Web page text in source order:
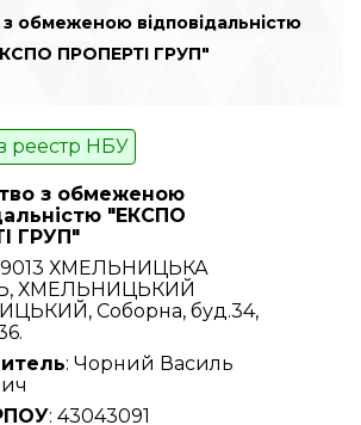
обмеженою відповідальністю
ПРОПЕРТІ ГРУП"
НБУ
з обмеженою
"ЕКСПО
ГРУП"
ХМЕЛЬНИЦЬКА
ХМЕЛЬНИЦЬКИЙ
Соборна, буд.34,
: Чорний Василь
: 43043091